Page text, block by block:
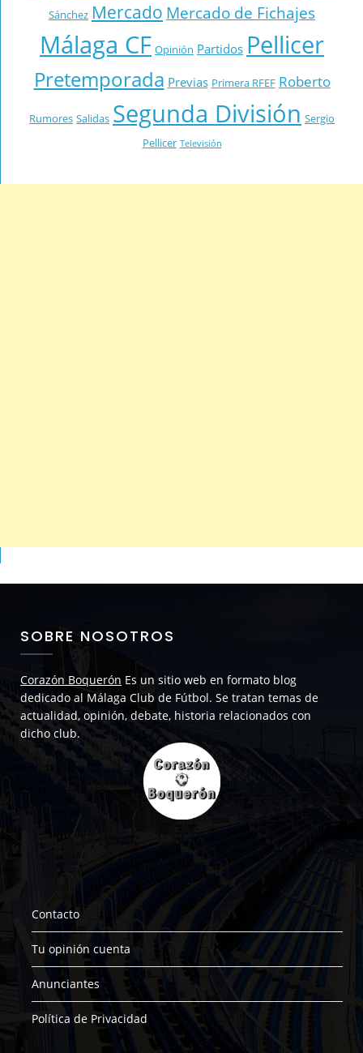
Sánchez Mercado Mercado de Fichajes
Málaga CF Opinión Partidos Pellicer
Pretemporada Previas Primera RFEF Roberto
Rumores Salidas Segunda División Sergio
Pellicer Televisión
SOBRE NOSOTROS
Corazón Boquerón Es un sitio web en formato blog
dedicado al Málaga Club de Fútbol. Se tratan temas de
actualidad, opinión, debate, historia relacionados con
dicho club.
Contacto
Tu opinión cuenta
Anunciantes
Política de Privacidad